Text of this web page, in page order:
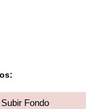
Subir Fondo